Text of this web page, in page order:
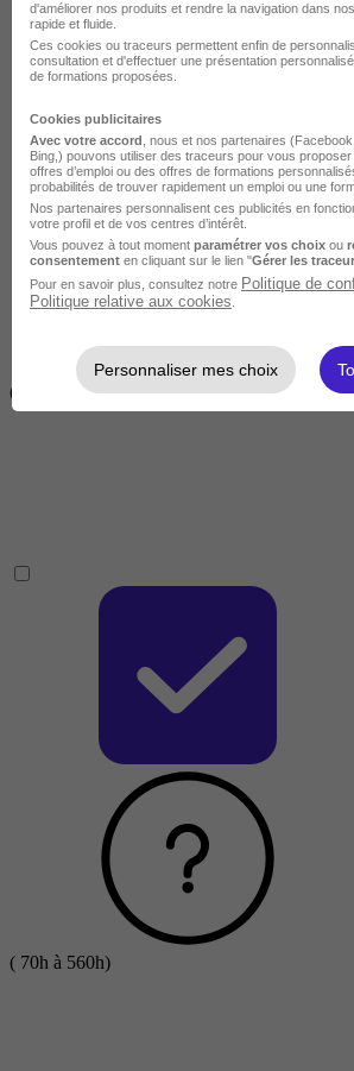
(14h à 70h)
( 70h à 560h)
d'améliorer nos produits et rendre la navigation dans
rapide et fluide.
Ces cookies ou traceurs permettent enfin de
consultation et d'effectuer une présentation
de formations proposées.
Cookies publicitaires
Avec votre accord , nous et nos partenaires (Facebook,
Bing,) pouvons utiliser des traceurs pour vous
offres d’emploi ou des offres de formations
probabilités de trouver rapidement un emploi ou une
Nos partenaires personnalisent ces publicités en
votre profil et de vos centres d’intérêt.
Vous pouvez à tout moment paramétrer vos choix ou
consentement en cliquant sur le lien "Gérer les
Pour en savoir plus, consultez notre Politique de
Politique relative aux cookies
Personnaliser mes choix